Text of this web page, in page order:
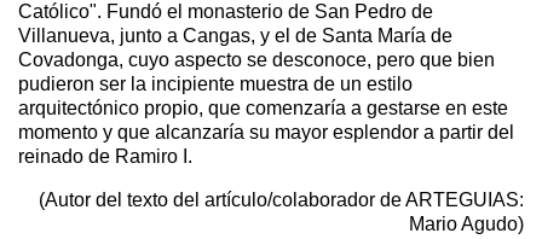
Católico". Fundó el monasterio de San Pedro de
Villanueva, junto a Cangas, y el de Santa María de
Covadonga, cuyo aspecto se desconoce, pero que bien
pudieron ser la incipiente muestra de un estilo
arquitectónico propio, que comenzaría a gestarse en este
momento y que alcanzaría su mayor esplendor a partir del
reinado de Ramiro I.
(Autor del texto del artículo/colaborador de ARTEGUIAS:
Mario Agudo)